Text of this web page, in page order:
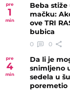
pre
1
min
Beba
mačku:
ove TRI
bubica
0 0
pre
4
min
Da li je
snimljeno
sedela u
poremetio